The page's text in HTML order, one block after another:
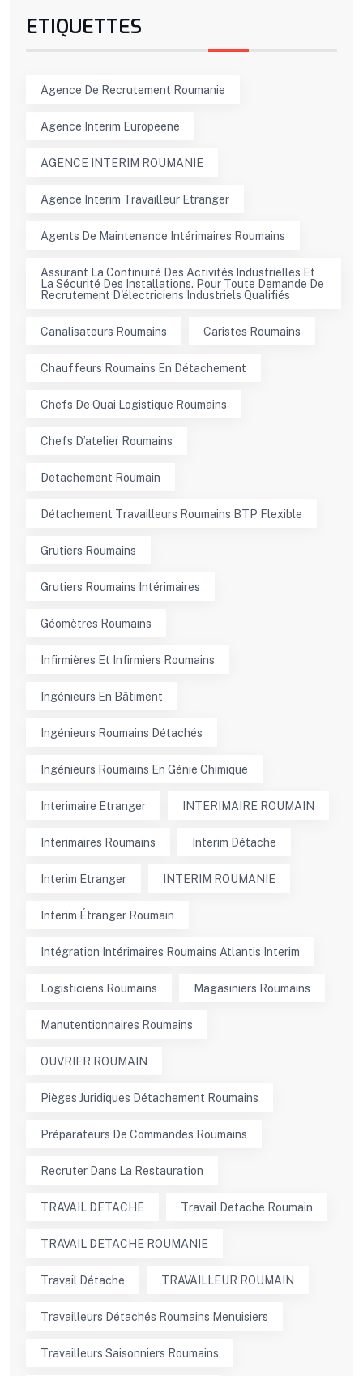
ETIQUETTES
Agence De Recrutement Roumanie
Agence Interim Europeene
AGENCE INTERIM ROUMANIE
Agence Interim Travailleur Etranger
Agents De Maintenance Intérimaires Roumains
Assurant La Continuité Des Activités Industrielles Et
La Sécurité Des Installations. Pour Toute Demande De
Recrutement D'électriciens Industriels Qualifiés
Canalisateurs Roumains Caristes Roumains
Chauffeurs Roumains En Détachement
Chefs De Quai Logistique Roumains
Chefs D’atelier Roumains
Detachement Roumain
Détachement Travailleurs Roumains BTP Flexible
Grutiers Roumains
Grutiers Roumains Intérimaires
Géomètres Roumains
Infirmières Et Infirmiers Roumains
Ingénieurs En Bâtiment
Ingénieurs Roumains Détachés
Ingénieurs Roumains En Génie Chimique
Interimaire Etranger INTERIMAIRE ROUMAIN
Interimaires Roumains Interim Détache
Interim Etranger INTERIM ROUMANIE
Interim Étranger Roumain
Intégration Intérimaires Roumains Atlantis Interim
Logisticiens Roumains Magasiniers Roumains
Manutentionnaires Roumains
OUVRIER ROUMAIN
Pièges Juridiques Détachement Roumains
Préparateurs De Commandes Roumains
Recruter Dans La Restauration
TRAVAIL DETACHE Travail Detache Roumain
TRAVAIL DETACHE ROUMANIE
Travail Détache TRAVAILLEUR ROUMAIN
Travailleurs Détachés Roumains Menuisiers
Travailleurs Saisonniers Roumains